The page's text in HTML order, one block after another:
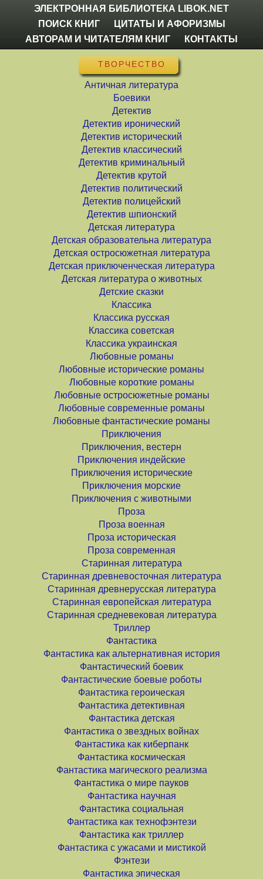
ЭЛЕКТРОННАЯ БИБЛИОТЕКА LIBOK.NET
ПОИСК КНИГ
ЦИТАТЫ И АФОРИЗМЫ
АВТОРАМ И ЧИТАТЕЛЯМ КНИГ
КОНТАКТЫ
ТВОРЧЕСТВО
Античная литература
Боевики
Детектив
Детектив иронический
Детектив исторический
Детектив классический
Детектив криминальный
Детектив крутой
Детектив политический
Детектив полицейский
Детектив шпионский
Детская литература
Детская образовательна литература
Детская остросюжетная литература
Детская приключенческая литература
Детская литература о животных
Детские сказки
Классика
Классика русская
Классика советская
Классика украинская
Любовные романы
Любовные исторические романы
Любовные короткие романы
Любовные остросюжетные романы
Любовные современные романы
Любовные фантастические романы
Приключения
Приключения, вестерн
Приключения индейские
Приключения исторические
Приключения морские
Приключения с животными
Проза
Проза военная
Проза историческая
Проза современная
Старинная литература
Старинная древневосточная литература
Старинная древнерусская литература
Старинная европейская литература
Старинная средневековая литература
Триллер
Фантастика
Фантастика как альтернативная история
Фантастический боевик
Фантастические боевые роботы
Фантастика героическая
Фантастика детективная
Фантастика детская
Фантастика о звездных войнах
Фантастика как киберпанк
Фантастика космическая
Фантастика магического реализма
Фантастика о мире пауков
Фантастика научная
Фантастика социальная
Фантастика как технофэнтези
Фантастика как триллер
Фантастика с ужасами и мистикой
Фэнтези
Фантастика эпическая